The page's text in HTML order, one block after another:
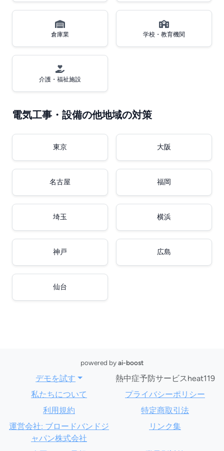
倉庫業 学校・教育機関
介護・福祉施設
電気工事・設備の他地域の対策
東京 大阪
名古屋 福岡
埼玉 横浜
神戸 広島
仙台
powered byai-boost
デモを試す
熱中症予防サービスheat119
私たちについて
プライバシーポリシー
利用規約
特定商取引法
運営会社: ブロードバンドジ
ャパン株式会社
リンク集